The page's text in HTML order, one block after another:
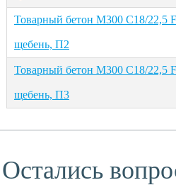
Товарный бетон М300 С18/22,5
щебень, П2
Товарный бетон М300 С18/22,5
щебень, П3
Остались